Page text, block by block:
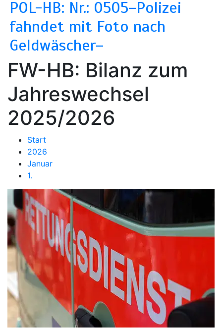
POL-HB: Nr.: 0505–Polizei
fahndet mit Foto nach
Geldwäscher–
FW-HB: Bilanz zum
Jahreswechsel
2025/2026
Start
2026
Januar
1.